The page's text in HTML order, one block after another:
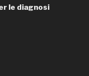
le diagnosi